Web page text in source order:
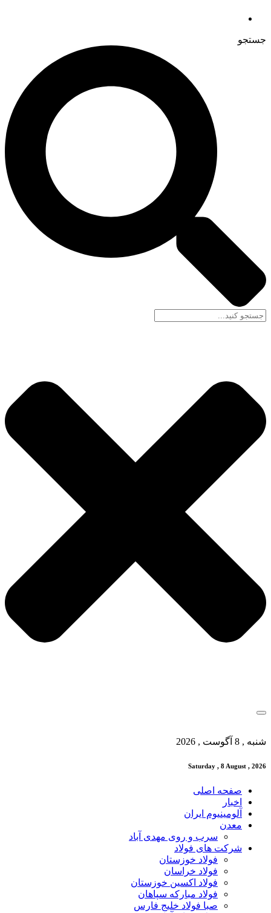
جستجو
شنبه , 8 آگوست , 2026
Saturday , 8 August , 2026
صفحه اصلی
اخبار
آلومینیوم ایران
معدن
سرب و روی مهدی آباد
شرکت های فولاد
فولاد خوزستان
فولاد خراسان
فولاد اکسین خوزستان
فولاد مبارکه سپاهان
صبا فولاد خلیج فارس